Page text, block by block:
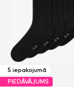
5 iepakojumā
PIEDĀVĀJUMS